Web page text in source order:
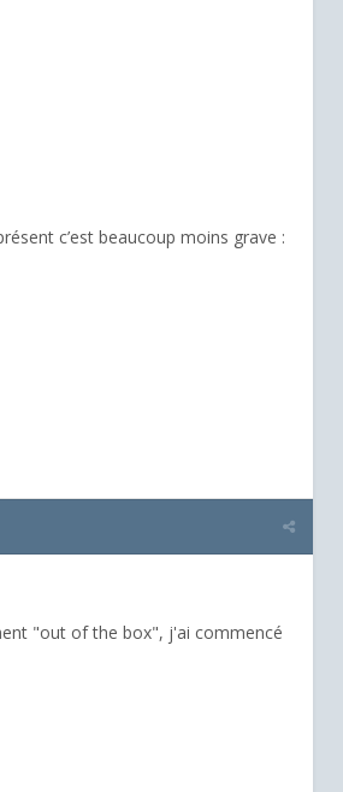
c’est beaucoup moins grave :
"out of the box", j'ai commencé